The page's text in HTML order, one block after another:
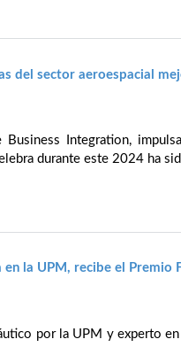
del sector aeroespacial
Integration,
durante este 2024 ha
la UPM, recibe el Premio
por la UPM y experto